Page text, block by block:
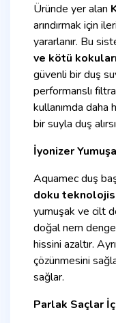
Üründe yer alan
arındırmak için
yararlanır. Bu
ve kötü kokuları
güvenli bir duş
performanslı
kullanımda daha
bir suyla duş
İyonizer
Aquamec duş
doku
yumuşak ve cilt
doğal nem
hissini azaltır.
çözünmesini
sağlar.
Parlak Saçlar